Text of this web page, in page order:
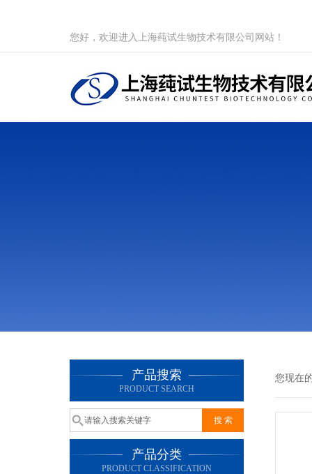
您好，欢迎进入上海莼试生物技术有限公司网站！
产品搜索
PRODUCT SEARCH
产品分类
PRODUCT CLASSIFICATION
您现在